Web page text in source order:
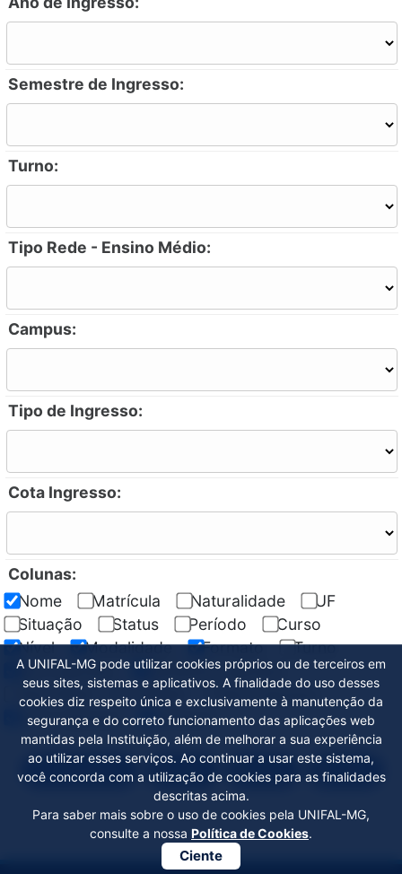
Semestre de Ingresso:
Turno:
Tipo Rede - Ensino Médio:
Campus:
Tipo de Ingresso:
Cota Ingresso:
Colunas:
Nome
Matrícula Naturalidade
UF
Situação
Status Período
Curso
Nível
Modalidade Formato
Turno
Ano Ingresso
Semestre Ingresso
Tipo Rede - Ens Médio
Tipo Ingresso
Cota Ingresso
Campus
Visualizar PDF XLS CSV
A UNIFAL-MG pode utilizar cookies próprios ou de terceiros em
seus sites, sistemas e aplicativos. A finalidade do uso desses
cookies diz respeito única e exclusivamente à manutenção da
segurança e do correto funcionamento das aplicações web
mantidas pela Instituição, além de melhorar a sua experiência
ao utilizar esses serviços. Ao continuar a usar este sistema,
você concorda com a utilização de cookies para as finalidades
descritas acima.
Para saber mais sobre o uso de cookies pela UNIFAL-MG,
consulte a nossa Política de Cookies.
Ciente